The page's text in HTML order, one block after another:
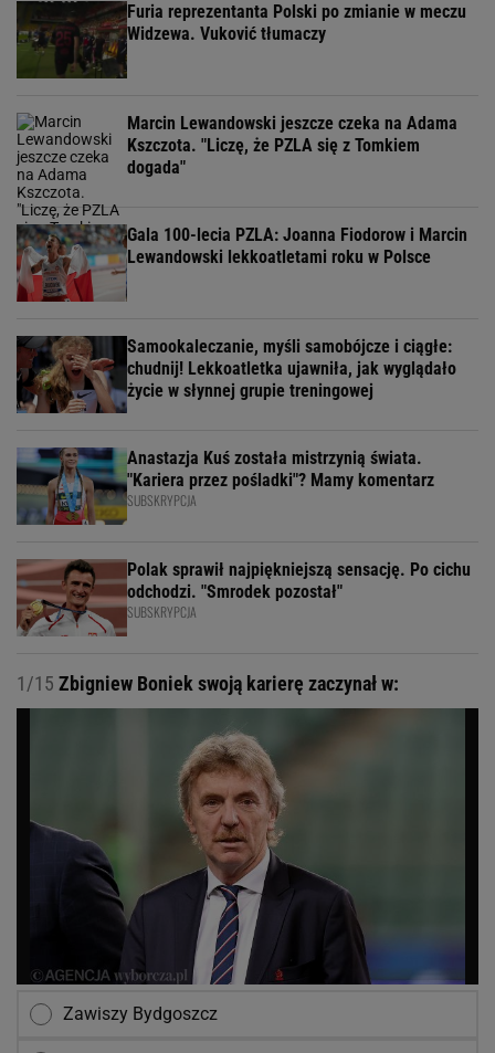
Furia reprezentanta Polski po zmianie w meczu
Widzewa. Vuković tłumaczy
Marcin Lewandowski jeszcze czeka na Adama
Kszczota. "Liczę, że PZLA się z Tomkiem
dogada"
Gala 100-lecia PZLA: Joanna Fiodorow i Marcin
Lewandowski lekkoatletami roku w Polsce
Samookaleczanie, myśli samobójcze i ciągłe:
chudnij! Lekkoatletka ujawniła, jak wyglądało
życie w słynnej grupie treningowej
Anastazja Kuś została mistrzynią świata.
"Kariera przez pośladki"? Mamy komentarz
SUBSKRYPCJA
Polak sprawił najpiękniejszą sensację. Po cichu
odchodzi. "Smrodek pozostał"
SUBSKRYPCJA
1/15 Zbigniew Boniek swoją karierę zaczynał w:
Zawiszy Bydgoszcz